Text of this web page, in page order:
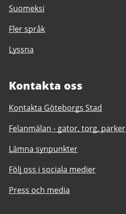
Suomeksi
Fler språk
Lyssna
Kontakta oss
Kontakta Göteborgs Stad
Felanmälan - gator, torg, parker
Lämna synpunkter
Följ oss i sociala medier
Press och media